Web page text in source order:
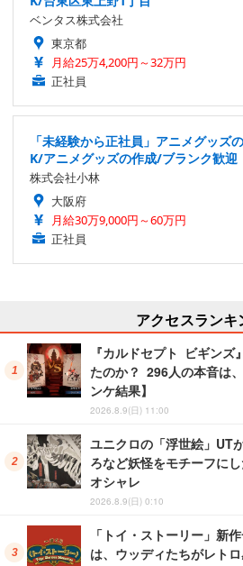
ベンタス株式会社
東京都
月給25万4,200円～32万円
正社員
「未経験から正社員」アニメグッズ
K/アニメグッズの作成/ブランク歓迎
株式会社小林
大阪府
月給30万9,000円～60万円
正社員
アクセスランキ
『カルドセプト ビギンズ
たのか？ 296人の本音は
ンケ結果】
2026.8.9(日) 11:00
ユニクロの「浮世絵」UT
ろなど妖怪をモチーフに
オシャレ
2026.8.9(日) 0:10
「トイ・ストーリー」新
は、ウッディたちがレト